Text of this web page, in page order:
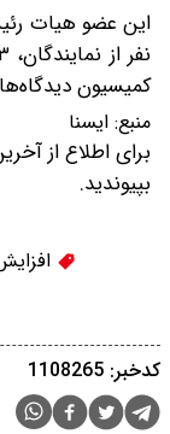
کمیسیون
منبع: ایسنا
برای اطلاع از
بپیوندید.
کدخبر: 1108265